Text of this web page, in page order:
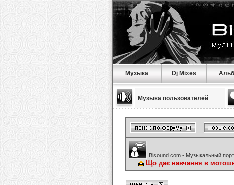
Музыка Dj Mixes
Музыка пользователей
Bisound.com - Музыкальный
Що дає навчання в